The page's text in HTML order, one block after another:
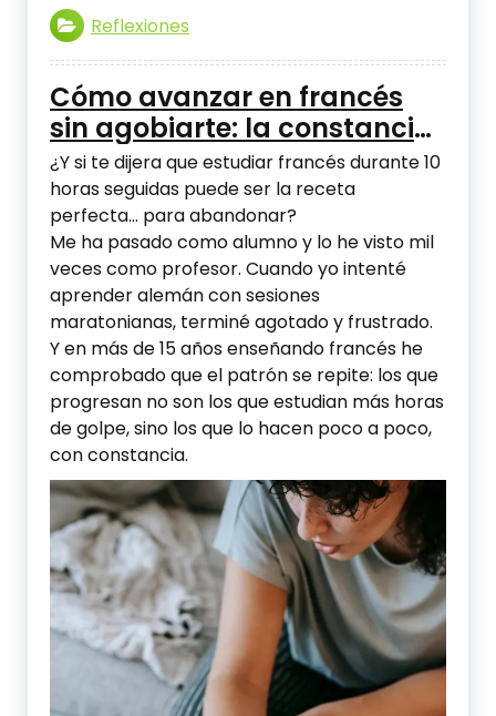
Reflexiones
Cómo avanzar en francés
sin agobiarte: la constancia
importa más que las horas
¿Y si te dijera que estudiar francés durante 10
horas seguidas puede ser la receta
perfecta… para abandonar?
Me ha pasado como alumno y lo he visto mil
veces como profesor. Cuando yo intenté
aprender alemán con sesiones
maratonianas, terminé agotado y frustrado.
Y en más de 15 años enseñando francés he
comprobado que el patrón se repite: los que
progresan no son los que estudian más horas
de golpe, sino los que lo hacen poco a poco,
con constancia.